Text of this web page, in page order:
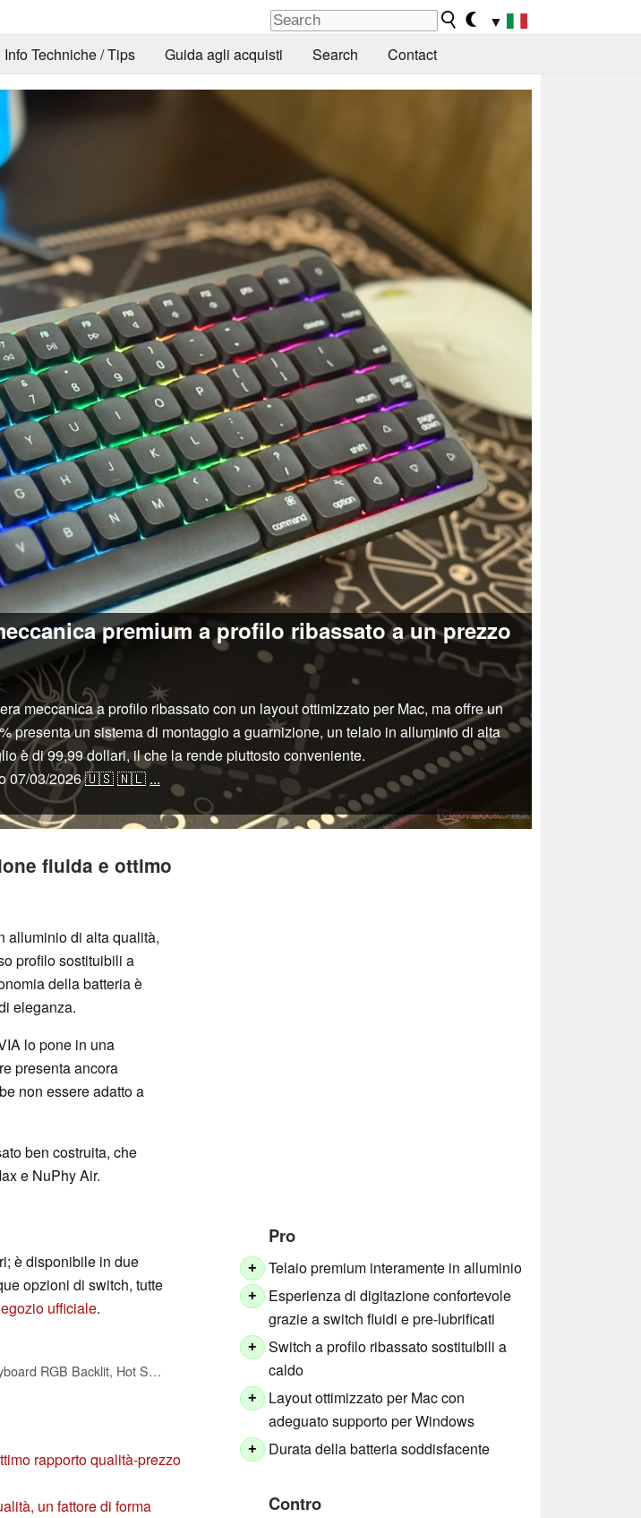
▼
Info Techniche / Tips Guida agli acquisti Search Contact
premium a profilo ribassato a un prezzo
meccanica a profilo ribassato con un layout ottimizzato per Mac, ma offre un
presenta un sistema di montaggio a guarnizione, un telaio in alluminio di alta
è di 99,99 dollari, il che la rende piuttosto conveniente.
07/03/2026🇺🇸🇳🇱 ...
fluida e ottimo
alluminio di alta qualità,
profilo sostituibili a
della batteria è
eleganza.
lo pone in una
presenta ancora
non essere adatto a
ben costruita, che
e NuPhy Air.
Pro
+ Telaio premium interamente in alluminio
+
Esperienza di digitazione confortevole
grazie a switch fluidi e pre-lubrificati
+
Switch a profilo ribassato sostituibili a
caldo
+
Layout ottimizzato per Mac con
adeguato supporto per Windows
+ Durata della batteria soddisfacente
Contro
è disponibile in due
opzioni di switch, tutte
ufficiale.
Akko Air 01 Low Profile Wireless Mechanical Keyboard RGB Backlit, Hot Swappable Native Mac Layout 2.4GHz/Wired/BT Aluminum Gaming Keyboard, Ink Black, Kailh Cloud Switch
rapporto qualità-prezzo
un fattore di forma